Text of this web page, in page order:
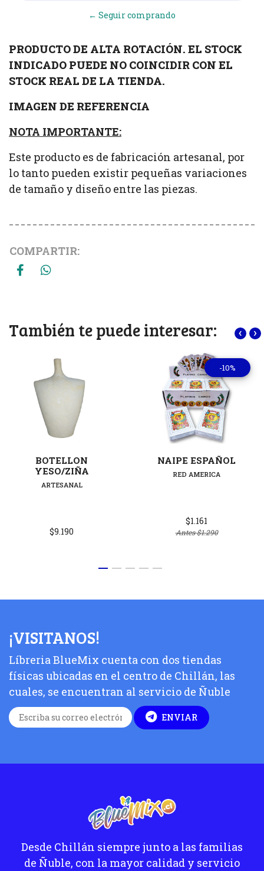
← Seguir comprando
PRODUCTO DE ALTA ROTACIÓN. EL STOCK
INDICADO PUEDE NO COINCIDIR CON EL
STOCK REAL DE LA TIENDA.
IMAGEN DE REFERENCIA
NOTA IMPORTANTE:
Este producto es de fabricación artesanal, por
lo tanto pueden existir pequeñas variaciones
de tamaño y diseño entre las piezas.
COMPARTIR:
También te puede interesar:
BOTELLON
YESO/ZIÑA
ARTESANAL
$9.190
-10%
NAIPE ESPAÑOL
RED AMERICA
$1.161
Antes$1.290
‹ ›
¡VISITANOS!
Líbreria BlueMix cuenta con dos tiendas
físicas ubicadas en el centro de Chillán, las
cuales, se encuentran al servicio de Ñuble
ENVIAR
Desde Chillán siempre junto a las familias
de Ñuble, con la mayor calidad y servicio